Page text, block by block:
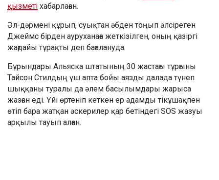
қызметі хабарлаған.
Әл-дәрмені құрып, суықтан әбден тоңып әлсіреген
Джеймс бірден ауруханаға жеткізілген, оның қазіргі
жағдайы тұрақты деп бағалануда.
Бұрындары Альяска штатының 30 жастағы тұрғыны
Тайсон Стилдың үш апта бойы аязды далада түнеп
шыққаны туралы да әлем басылымдары жарыса
жазған еді. Үйі өртеніп кеткен ер адамды тікұшақпен
өтіп бара жатқан әскерилер қар бетіндегі SOS жазуы
арқылы тауып алған.